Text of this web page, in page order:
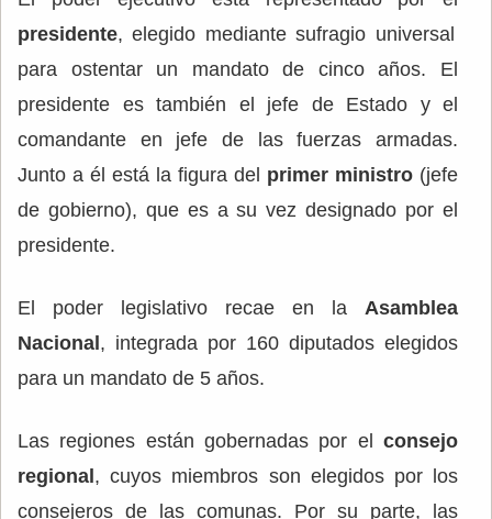
presidente, elegido mediante sufragio universal
para ostentar un mandato de cinco años. El
presidente es también el jefe de Estado y el
comandante en jefe de las fuerzas armadas.
Junto a él está la figura del primer ministro (jefe
de gobierno), que es a su vez designado por el
presidente.
El poder legislativo recae en la Asamblea
Nacional, integrada por 160 diputados elegidos
para un mandato de 5 años.
Las regiones están gobernadas por el consejo
regional, cuyos miembros son elegidos por los
consejeros de las comunas. Por su parte, las